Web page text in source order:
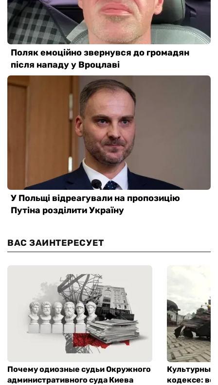
ВАС ЗАИНТЕРЕСУЕТ
Почему одиозные судьи Окружного
административного суда Киева
Культурный
кодексе: